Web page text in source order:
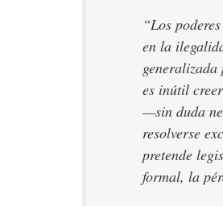
“Los
en la
es inútil
—sin duda
resolverse
pretende
formal, la